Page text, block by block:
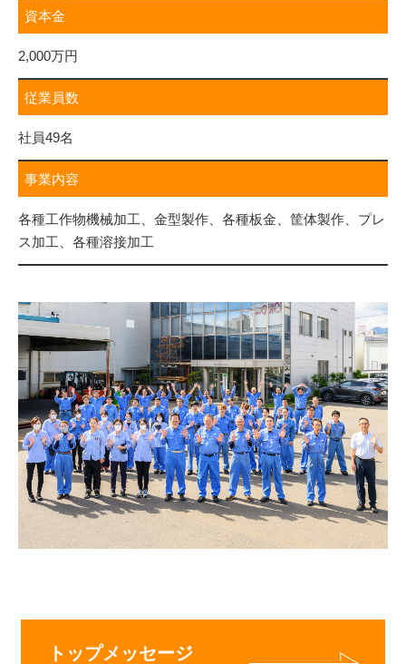
資本金
2,000万円
従業員数
社員49名
事業内容
各種工作物機械加工、金型製作、各種板金、筐体製作、プレ
ス加工、各種溶接加工
トップメッセージ